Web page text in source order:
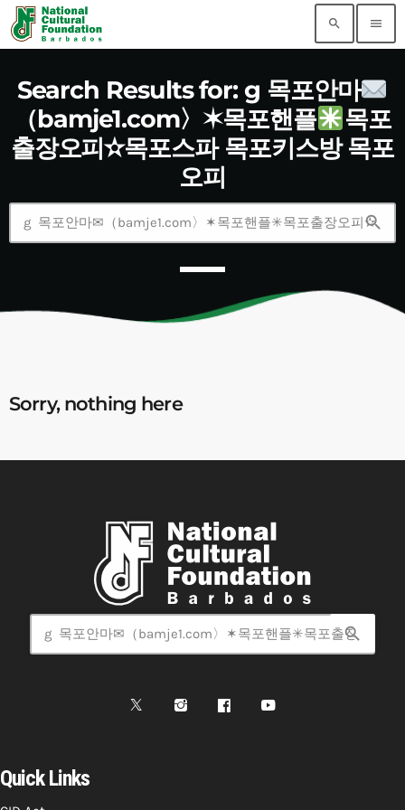
search menu
Search Results for: g 목포안마
（bamje1.com〉✶목포핸플
목포
출장오피✫목포스파 목포키스방 목포
오피
search
Sorry, nothing here
search
Quick Links